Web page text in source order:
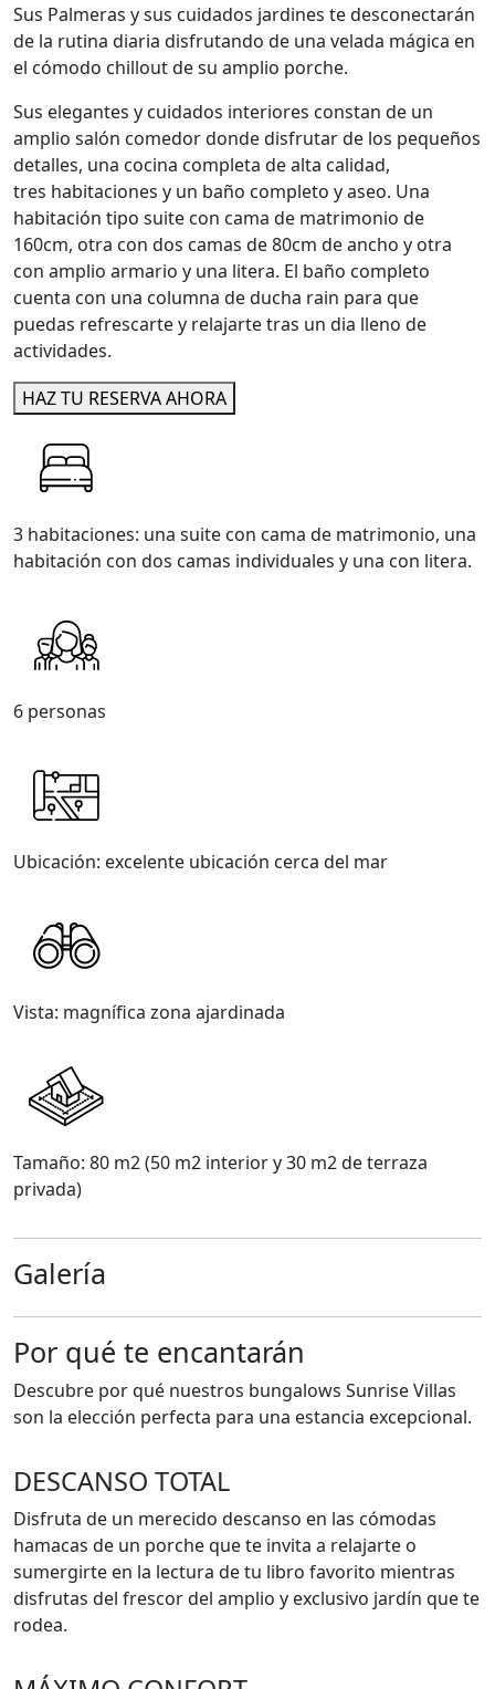
Sus Palmeras y sus cuidados jardines te desconectarán
de la rutina diaria disfrutando de una velada mágica en
el cómodo chillout de su amplio porche.
Sus elegantes y cuidados interiores constan de un
amplio salón comedor donde disfrutar de los pequeños
detalles, una cocina completa de alta calidad,
tres habitaciones y un baño completo y aseo. Una
habitación tipo suite con cama de matrimonio de
160cm, otra con dos camas de 80cm de ancho y otra
con amplio armario y una litera. El baño completo
cuenta con una columna de ducha rain para que
puedas refrescarte y relajarte tras un dia lleno de
actividades.
HAZ TU RESERVA AHORA
3 habitaciones: una suite con cama de matrimonio, una
habitación con dos camas individuales y una con litera.
6 personas
Ubicación: excelente ubicación cerca del mar
Vista: magnífica zona ajardinada
Tamaño: 80 m2 (50 m2 interior y 30 m2 de terraza
privada)
Galería
Por qué te encantarán
Descubre por qué nuestros bungalows Sunrise Villas
son la elección perfecta para una estancia excepcional.
DESCANSO TOTAL
Disfruta de un merecido descanso en las cómodas
hamacas de un porche que te invita a relajarte o
sumergirte en la lectura de tu libro favorito mientras
disfrutas del frescor del amplio y exclusivo jardín que te
rodea.